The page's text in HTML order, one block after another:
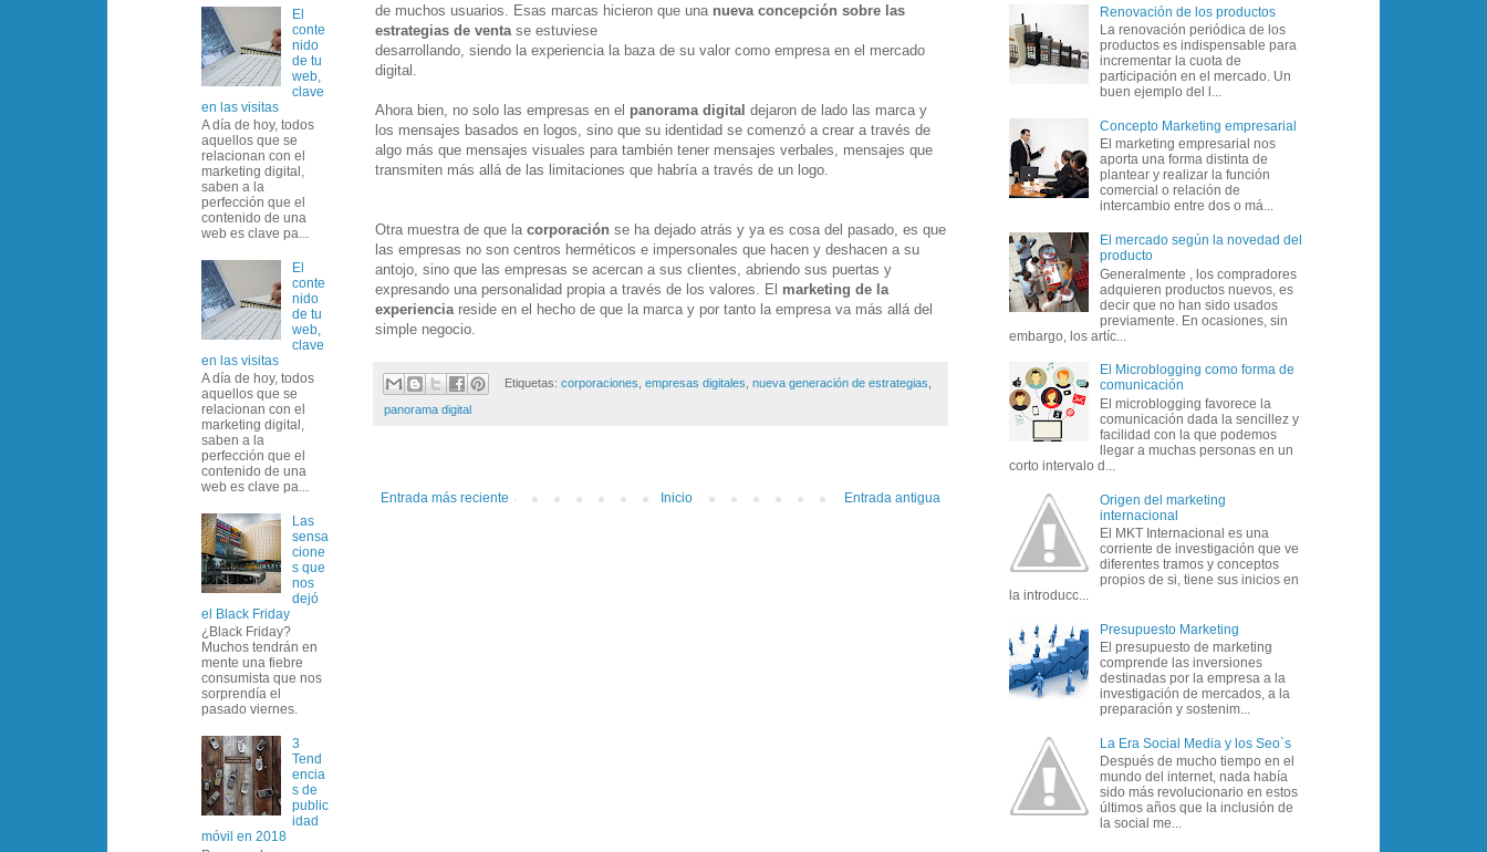
de muchos usuarios. Esas marcas hicieron que una nueva concepción sobre las
estrategias de venta se estuviese
desarrollando, siendo la experiencia la baza de su valor como empresa en el mercado
digital.
Ahora bien, no solo las empresas en el panorama digital dejaron de lado las marca y
los mensajes basados en logos, sino que su identidad se comenzó a crear a través de
algo más que mensajes visuales para también tener mensajes verbales, mensajes que
transmiten más allá de las limitaciones que habría a través de un logo.
Otra muestra de que la corporación se ha dejado atrás y ya es cosa del pasado, es que
las empresas no son centros herméticos e impersonales que hacen y deshacen a su
antojo, sino que las empresas se acercan a sus clientes, abriendo sus puertas y
expresando una personalidad propia a través de los valores. El marketing de la
experiencia reside en el hecho de que la marca y por tanto la empresa va más allá del
simple negocio.
Etiquetas: corporaciones empresas digitales nueva generación de estrategias
panorama digital
Entrada más reciente Entrada antigua
Inicio
El
conte
nido
de tu
web,
clave
en las visitas
A día de hoy, todos
aquellos que se
relacionan con el
marketing digital,
saben a la
perfección que el
contenido de una
web es clave pa...
El
conte
nido
de tu
web,
clave
en las visitas
A día de hoy, todos
aquellos que se
relacionan con el
marketing digital,
saben a la
perfección que el
contenido de una
web es clave pa...
Las
sensa
cione
s que
nos
dejó
el Black Friday
¿Black Friday?
Muchos tendrán en
mente una fiebre
consumista que nos
sorprendía el
pasado viernes.
3
Tend
encia
s de
public
idad
móvil en 2018
Renovación de los productos
La renovación periódica de los
productos es indispensable para
incrementar la cuota de
participación en el mercado. Un
buen ejemplo del l...
Concepto Marketing empresarial
El marketing empresarial nos
aporta una forma distinta de
plantear y realizar la función
comercial o relación de
intercambio entre dos o má...
El mercado según la novedad del
producto
Generalmente , los compradores
adquieren productos nuevos, es
decir que no han sido usados
previamente. En ocasiones, sin
embargo, los artíc...
El Microblogging como forma de
comunicación
El microblogging favorece la
comunicación dada la sencillez y
facilidad con la que podemos
llegar a muchas personas en un
corto intervalo d...
Origen del marketing
internacional
El MKT Internacional es una
corriente de investigación que ve
diferentes tramos y conceptos
propios de si, tiene sus inicios en
la introducc...
Presupuesto Marketing
El presupuesto de marketing
comprende las inversiones
destinadas por la empresa a la
investigación de mercados, a la
preparación y sostenim...
La Era Social Media y los Seo`s
Después de mucho tiempo en el
mundo del internet, nada había
sido más revolucionario en estos
últimos años que la inclusión de
la social me...